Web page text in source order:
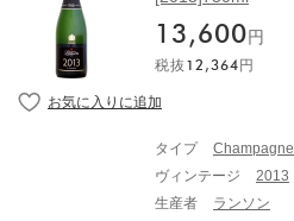
13,600 円
税抜 12,364 円
タイプ
Champagne
ヴィンテージ
2013
生産者
ランソン